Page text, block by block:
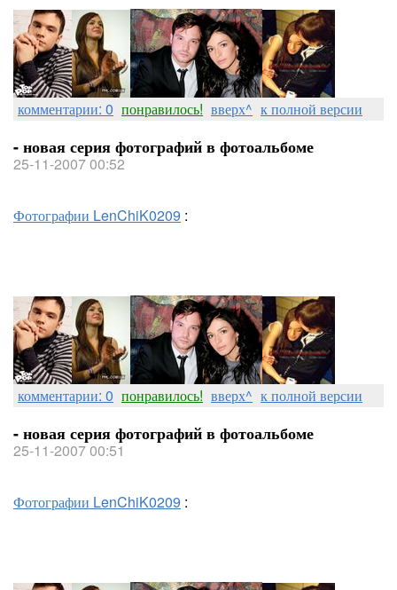
комментарии: 0 понравилось! вверх^ к полной версии
- новая серия фотографий в фотоальбоме
25-11-2007 00:52
Фотографии LenChiK0209 :
комментарии: 0 понравилось! вверх^ к полной версии
- новая серия фотографий в фотоальбоме
25-11-2007 00:51
Фотографии LenChiK0209 :